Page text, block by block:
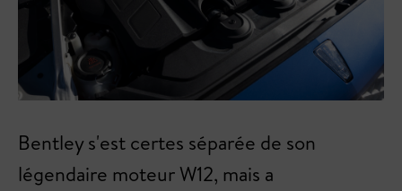
Bentley s'est certes séparée de son
légendaire moteur W12, mais a